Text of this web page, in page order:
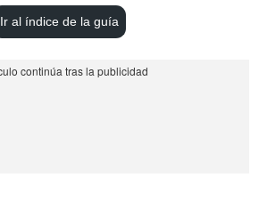
Ir al índice de la guía